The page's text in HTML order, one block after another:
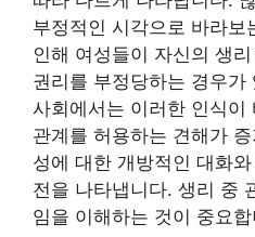
부정적인 시각으로 바라보
인해 여성들이 자신의 생
권리를 부정당하는 경우가
사회에서는 이러한 인식이
관계를 허용하는 견해가
성에 대한 개방적인 대화
전을 나타냅니다. 생리 중
임을 이해하는 것이 중요